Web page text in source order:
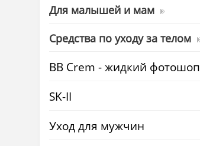
Для малышей и мам
Средства по уходу за телом
BB Crem - жидкий фотошоп
SK-II
Уход для мужчин